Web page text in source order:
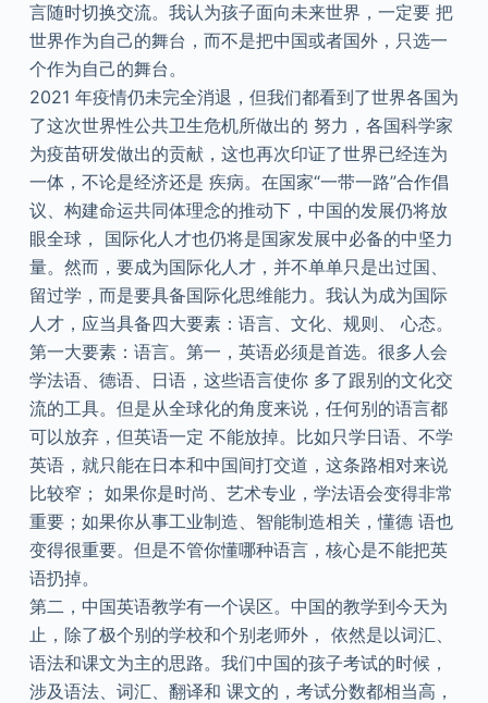
言随时切换交流。我认为孩子面向未来世界，一定要 把
世界作为自己的舞台，而不是把中国或者国外，只选一
个作为自己的舞台。
2021 年疫情仍未完全消退，但我们都看到了世界各国为
了这次世界性公共卫生危机所做出的 努力，各国科学家
为疫苗研发做出的贡献，这也再次印证了世界已经连为
一体，不论是经济还是 疾病。在国家“一带一路”合作倡
议、构建命运共同体理念的推动下，中国的发展仍将放
眼全球， 国际化人才也仍将是国家发展中必备的中坚力
量。然而，要成为国际化人才，并不单单只是出过国、
留过学，而是要具备国际化思维能力。我认为成为国际
人才，应当具备四大要素：语言、文化、规则、 心态。
第一大要素：语言。第一，英语必须是首选。很多人会
学法语、德语、日语，这些语言使你 多了跟别的文化交
流的工具。但是从全球化的角度来说，任何别的语言都
可以放弃，但英语一定 不能放掉。比如只学日语、不学
英语，就只能在日本和中国间打交道，这条路相对来说
比较窄； 如果你是时尚、艺术专业，学法语会变得非常
重要；如果你从事工业制造、智能制造相关，懂德 语也
变得很重要。但是不管你懂哪种语言，核心是不能把英
语扔掉。
第二，中国英语教学有一个误区。中国的教学到今天为
止，除了极个别的学校和个别老师外， 依然是以词汇、
语法和课文为主的思路。我们中国的孩子考试的时候，
涉及语法、词汇、翻译和 课文的，考试分数都相当高，